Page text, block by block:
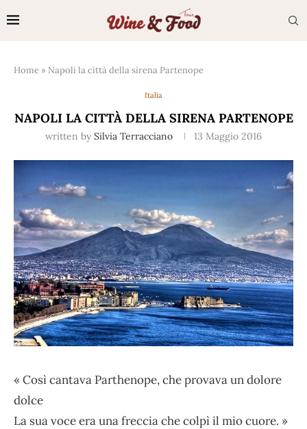
Home » Napoli la città della sirena Partenope
Italia
NAPOLI LA CITTÀ DELLA SIRENA PARTENOPE
written by Silvia Terracciano 13 Maggio 2016
« Così cantava Parthenope, che provava un dolore
dolce
La sua voce era una freccia che colpì il mio cuore. »